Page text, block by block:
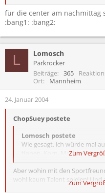
für die center am nachmittag
:bang1: :bang2:
L Lomosch
Parkrocker
Beiträge
365
Ort
Mannheim
24. Januar 2004
ChopSuey postete
Lomosch postete
Wie gesagt, ich würde mal
tippen, Korn, Machine
Zum
Aber wohin mit den
wohl kaum Talent spielen!
motörhead ist sicher auch
Zum